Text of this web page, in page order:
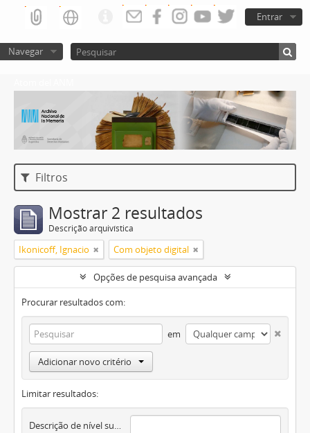
Entrar
Navegar
Filtros
Mostrar 2 resultados
Descrição arquivística
Ikonicoff, Ignacio Com objeto digital
Opções de pesquisa avançada
Procurar resultados com:
em
Adicionar novo critério
Limitar resultados:
Descrição de nível superior